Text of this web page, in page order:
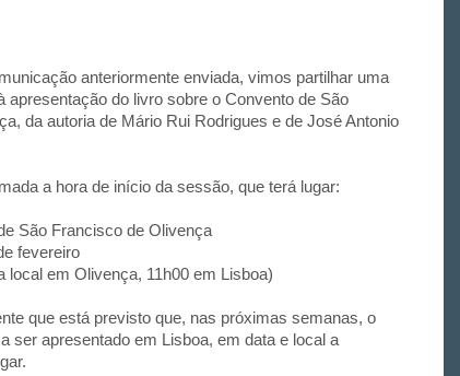
anteriormente enviada, vimos partilhar uma
apresentação do livro sobre o Convento de São
da autoria de Mário Rui Rodrigues e de José Antonio
a hora de início da sessão, que terá lugar:
São Francisco de Olivença
fevereiro
local em Olivença, 11h00 em Lisboa)
que está previsto que, nas próximas semanas, o
ser apresentado em Lisboa, em data e local a